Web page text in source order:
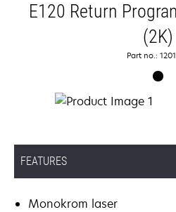
E120 Return
(2K)
Part no.:
FEATURES
Monokrom laser